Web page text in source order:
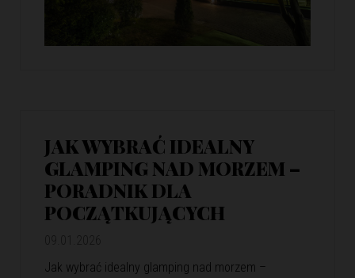
JAK WYBRAĆ IDEALNY
GLAMPING NAD MORZEM –
PORADNIK DLA
POCZĄTKUJĄCYCH
Jak wybrać idealny glamping nad morzem –